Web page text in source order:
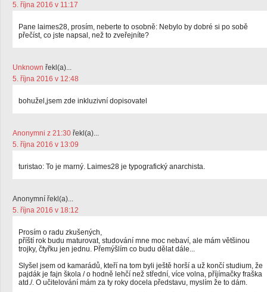
5. října 2016 v 11:17
Pane laimes28, prosím, neberte to osobně: Nebylo by dobré si po sobě
přečíst, co jste napsal, než to zveřejníte?
Unknown řekl(a)...
5. října 2016 v 12:48
bohužel,jsem zde inkluzivní dopisovatel
Anonymni z 21:30 řekl(a)...
5. října 2016 v 13:09
turistao: To je marný. Laimes28 je typografický anarchista.
Anonymní řekl(a)...
5. října 2016 v 18:12
Prosím o radu zkušených,
příští rok budu maturovat, studování mne moc nebaví, ale mám většinou
trojky, čtyřku jen jednu. Přemýšlím co budu dělat dále...
Slyšel jsem od kamarádů, kteří na tom byli ještě horší a už končí studium, že
pajdák je fajn škola / o hodně lehčí než střední, více volna, příjímačky fraška
atd./. O učitelování mám za ty roky docela představu, myslím že to dám.